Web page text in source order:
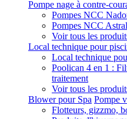
Pompe nage à contre-
Pompes NCC
Pompes NCC Astral
Voir tous les
Local technique pour
Local technique
Poolican 4 en 1 :
traitement
Voir tous les
Blower pour Spa Pompe
Flotteurs, gizzmo,